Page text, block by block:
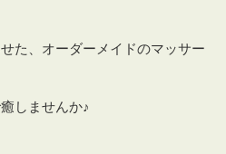
た、オーダーメイドのマッサー
しませんか♪